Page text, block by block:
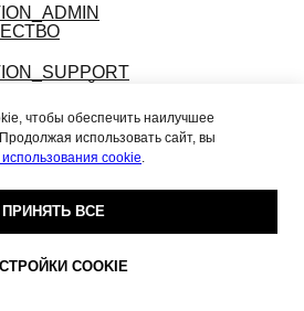
СЕРГЕЕВНА
чтобы обеспечить наилучшее
использовать сайт, вы
cookie.
ПРИНЯТЬ ВСЕ
COOKIE